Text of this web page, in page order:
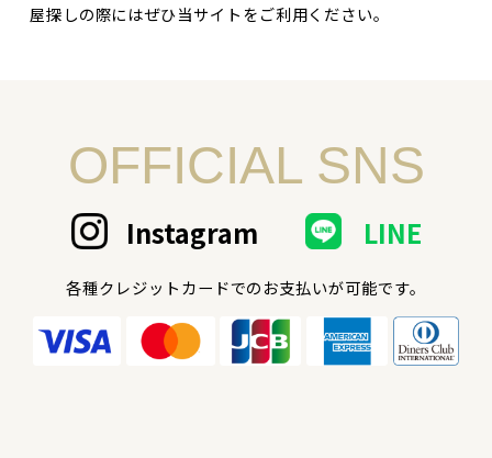
屋探しの際にはぜひ当サイトをご利用ください。
OFFICIAL SNS
Instagram LINE
各種クレジットカードでのお支払いが可能です。